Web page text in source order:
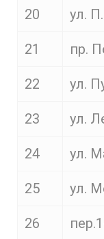
20 ул.
21 пр.
22 ул.
23 ул.
24 ул.
25 ул.
26